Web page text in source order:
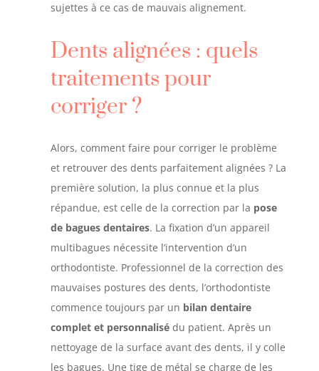
sujettes à ce cas de mauvais alignement.
Dents alignées : quels
traitements pour
corriger ?
Alors, comment faire pour corriger le problème
et retrouver des dents parfaitement alignées ? La
première solution, la plus connue et la plus
répandue, est celle de la correction par la pose
de bagues dentaires. La fixation d’un appareil
multibagues nécessite l’intervention d’un
orthodontiste. Professionnel de la correction des
mauvaises postures des dents, l’orthodontiste
commence toujours par un bilan dentaire
complet et personnalisédu patient. Après un
nettoyage de la surface avant des dents, il y colle
les bagues. Une tige de métal se charge de les